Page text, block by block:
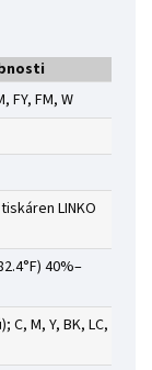
FY, FM, W
LINKO
40%–
C, M, Y, BK, LC,